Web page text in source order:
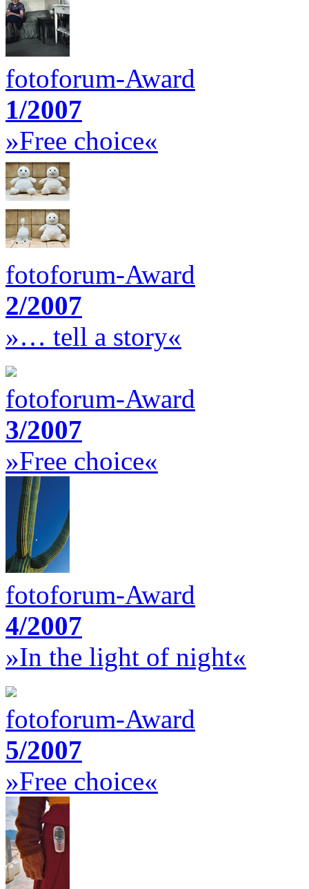
fotoforum-Award
1/2007
»Free choice«
fotoforum-Award
2/2007
»… tell a story«
fotoforum-Award
3/2007
»Free choice«
fotoforum-Award
4/2007
»In the light of night«
fotoforum-Award
5/2007
»Free choice«